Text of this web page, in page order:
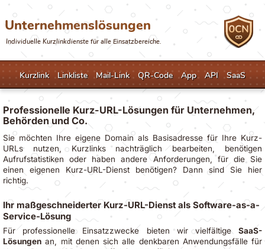
Unternehmenslösungen
Individuelle Kurzlinkdienste für alle Einsatzbereiche.
Kurzlink Linkliste Mail-Link QR-Code App API SaaS
Professionelle Kurz-URL-Lösungen für Unternehmen,
Behörden und Co.
Sie möchten Ihre eigene Domain als Basisadresse für Ihre Kurz-
URLs nutzen, Kurzlinks nachträglich bearbeiten, benötigen
Aufrufstatistiken oder haben andere Anforderungen, für die Sie
einen eigenen Kurz-URL-Dienst benötigen? Dann sind Sie hier
richtig.
Ihr maßgeschneiderter Kurz-URL-Dienst als Software-as-a-
Service-Lösung
Für professionelle Einsatzzwecke bieten wir vielfältige SaaS-
Lösungen an, mit denen sich alle denkbaren Anwendungsfälle für